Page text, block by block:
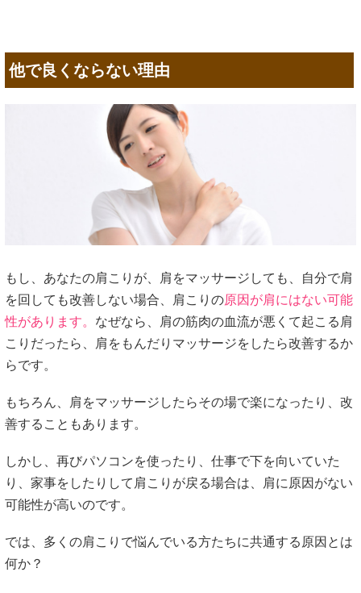
他で良くならない理由
もし、あなたの肩こりが、肩をマッサージしても、自分で肩
を回しても改善しない場合、肩こりの原因が肩にはない可能
性があります。 なぜなら、肩の筋肉の血流が悪くて起こる肩
こりだったら、肩をもんだりマッサージをしたら改善するか
らです。
もちろん、肩をマッサージしたらその場で楽になったり、改
善することもあります。
しかし、再びパソコンを使ったり、仕事で下を向いていた
り、家事をしたりして肩こりが戻る場合は、肩に原因がない
可能性が高いのです。
では、多くの肩こりで悩んでいる方たちに共通する原因とは
何か？